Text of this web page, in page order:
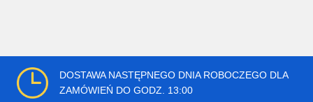
DOSTAWA NASTĘPNEGO DNIA ROBOCZEGO DLA
ZAMÓWIEŃ DO GODZ. 13:00